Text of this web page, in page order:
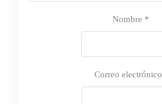
Nombre *
Correo electrónico